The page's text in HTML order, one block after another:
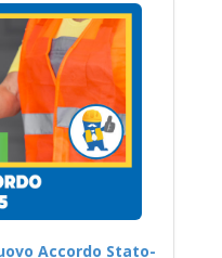
Accordo Stato-